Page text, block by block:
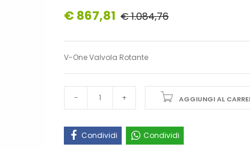
€ 867,81 € 1.084,76
V-One Valvola Rotante
AGGIUNGI AL
Condividi Condividi